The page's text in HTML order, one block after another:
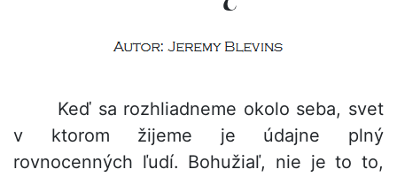
Keď sa rozhliadneme okolo seba, svet
v ktorom žijeme je údajne plný
rovnocenných ľudí. Bohužiaľ, nie je to to,